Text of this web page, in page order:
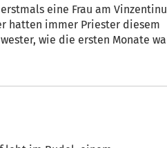
eine Frau am
hatten immer Priester diesem